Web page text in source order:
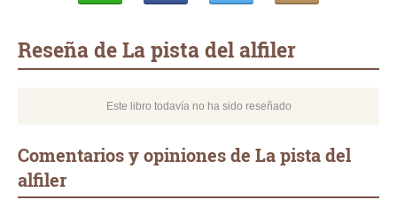
Reseña de La pista del alfiler
Este libro todavía no ha sido reseñado
Comentarios y opiniones de La pista del
alfiler